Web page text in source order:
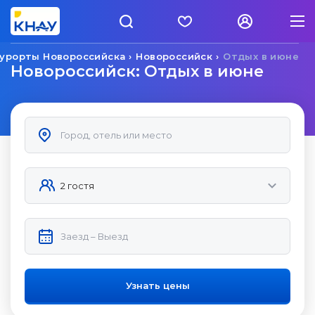
Отдых в июне
Новороссийск
Новороссийска
Новороссийск: Отдых в июне
Узнать цены